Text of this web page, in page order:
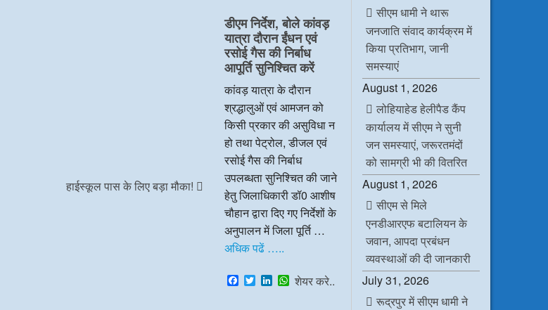
हाईस्कूल पास के लिए बड़ा मौका!
o
o
k
t
e
r
d
I
n
s
A
p
p
डीएम निर्देश, बोले कांवड़
यात्रा दौरान ईंधन एवं
रसोई गैस की निर्बाध
आपूर्ति सुनिश्चित करें
कांवड़ यात्रा के दौरान
श्रद्धालुओं एवं आमजन को
किसी प्रकार की असुविधा न
हो तथा पेट्रोल, डीजल एवं
रसोई गैस की निर्बाध
उपलब्धता सुनिश्चित की जाने
हेतु जिलाधिकारी डॉ0 आशीष
चौहान द्वारा दिए गए निर्देशों के
अनुपालन में जिला पूर्ति …
अधिक पढें …..
F
a
T
w
L
i
W
h
शेयर करे..
सीएम धामी ने थारू
जनजाति संवाद कार्यक्रम में
किया प्रतिभाग, जानी
समस्याएं
August 1, 2026
लोहियाहेड हेलीपैड कैंप
कार्यालय में सीएम ने सुनी
जन समस्याएं, जरूरतमंदों
को सामग्री भी की वितरित
August 1, 2026
सीएम से मिले
एनडीआरएफ बटालियन के
जवान, आपदा प्रबंधन
व्यवस्थाओं की दी जानकारी
July 31, 2026
रूद्रपुर में सीएम धामी ने